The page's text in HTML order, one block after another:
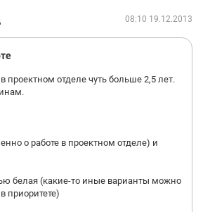
жизни
в этой компании - это нормально, но
портит руководство: нагнетает
им надо, не выплачивают обещанное
08:10 19.12.2013
проектном отделе чуть больше 2,5 лет.
о работе в проектном отделе) и
белая (какие-то иные варианты можно
приоритете)